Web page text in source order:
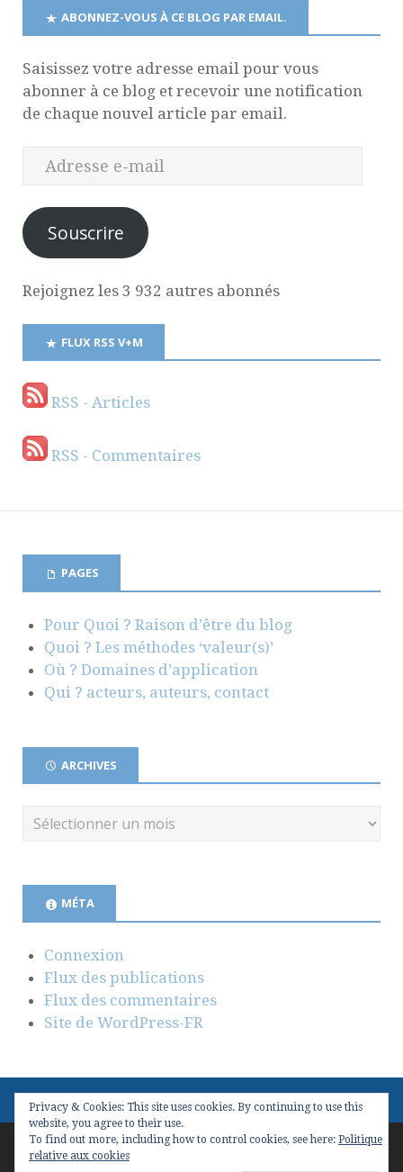
ABONNEZ-VOUS À CE BLOG PAR EMAIL.
Saisissez votre adresse email pour vous
abonner à ce blog et recevoir une notification
de chaque nouvel article par email.
Souscrire
Rejoignez les 3 932 autres abonnés
FLUX RSS V+M
RSS - Articles
RSS - Commentaires
PAGES
Pour Quoi ? Raison d’être du blog
Quoi ? Les méthodes ‘valeur(s)’
Où ? Domaines d’application
Qui ? acteurs, auteurs, contact
ARCHIVES
MÉTA
Connexion
Flux des publications
Flux des commentaires
Site de WordPress-FR
Copyright © 2026
Privacy & Cookies: This site uses cookies. By continuing to use this
website, you agree to their use.
To find out more, including how to control cookies, see here: Politique
relative aux cookies